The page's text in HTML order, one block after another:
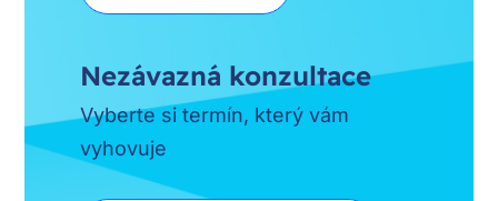
Nezávazná konzultace
Vyberte si termín, který vám
vyhovuje